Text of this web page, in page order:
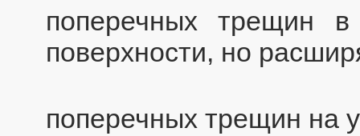
поперечных трещин
поверхности, но
поперечных трещин на